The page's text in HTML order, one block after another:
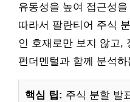
유동성을 높여 접근성
따라서 팔란티어 주식
인 호재로만 보지 않고,
펀더멘털과 함께 분석
핵심 팁: 주식 분할 발